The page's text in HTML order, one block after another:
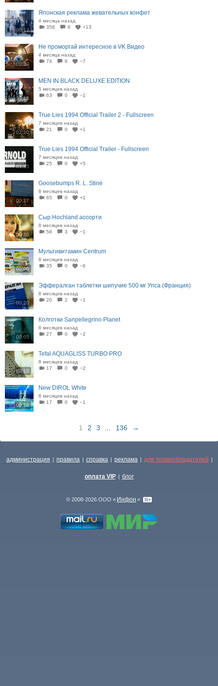
00:17
Японская реклама жевательных конфет
4 месяца назад
358
8 +13
00:30
Не проморгай интересное в VK Видео
4 месяца назад
74
6 −7
00:18
MEN IN BLACK DELUXE EDITION
5 месяцев назад
63
0 −1
02:20
True Lies 1994 Official Trailer 2 - Fullscreen
7 месяцев назад
21
0 +1
01:35
True Lies 1994 Official Trailer - Fullscreen
7 месяцев назад
25
0 +5
00:27
Goosebumps R. L. Stine
8 месяцев назад
65
0 +1
00:30
Сыр Hochland ассорти
8 месяцев назад
58
3 −1
00:05
Мультивитамин Centrum
8 месяцев назад
35
0 −6
00:20
Эффералган таблетки шипучие 500 мг Упса (Франция)
8 месяцев назад
20
2 −1
00:05
Колготки Sanpellegrino Planet
8 месяцев назад
27
0 −2
00:15
Tefal AQUAGLISS TURBO PRO
8 месяцев назад
17
0 −2
00:10
New DIROL White
8 месяцев назад
17
0 −1
1 2 3 136 →
администрация | правила | справка | реклама | для правообладателей |
оплата VIP | блог
© 2008-2026 ООО « Инфон »